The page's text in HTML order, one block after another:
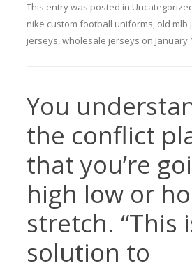
This entry was posted in
nike custom football uniforms, old mlb
jerseys,wholesale jerseys on January
You
the conflict
that you’re
high low or
stretch. “This
solution to